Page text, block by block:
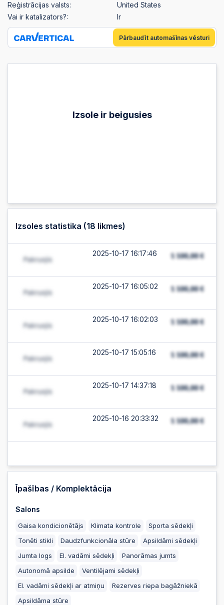
Reģistrācijas valsts:
United States
Vai ir katalizators?:
Ir
Pārbaudīt automašīnas vēsturi
Izsole ir beigusies
Izsoles statistika (18 likmes)
2025-10-17 16:17:46
2025-10-17 16:05:02
2025-10-17 16:02:03
2025-10-17 15:05:16
2025-10-17 14:37:18
2025-10-16 20:33:32
2025-10-15 23:39:31
2025-10-15 19:23:24
Īpašības / Komplektācija
Salons
Gaisa kondicionētājs Klimata kontrole
Sporta sēdekļi
Tonēti stikli
Daudzfunkcionāla stūre
Apsildāmi sēdekļi
Jumta logs
El. vadāmi sēdekļi
Panorāmas jumts
Autonomā apsilde
Ventilējami sēdekļi
El. vadāmi sēdekļi ar atmiņu
Rezerves riepa bagāžniekā
Apsildāma stūre